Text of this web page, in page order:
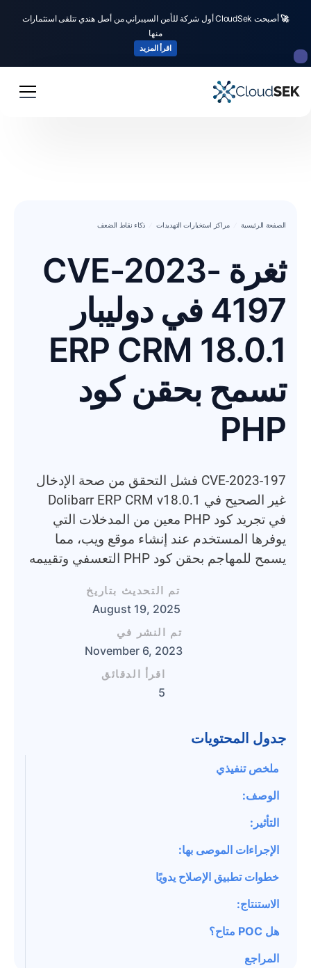
🚀
أصبحت CloudSek أول شركة للأمن السيبراني من أصل هندي تتلقى استثمارات
منها
اقرأ المزيد
الصفحة الرئيسية مراكز استخبارات التهديدات ذكاء نقاط الضعف
ثغرة CVE-2023-
4197 في دوليبار
ERP CRM 18.0.1
تسمح بحقن كود
PHP
CVE-2023-197 فشل التحقق من صحة الإدخال
غير الصحيح في Dolibarr ERP CRM v18.0.1
في تجريد كود PHP معين من المدخلات التي
يوفرها المستخدم عند إنشاء موقع ويب، مما
يسمح للمهاجم بحقن كود PHP التعسفي وتقييمه
تم التحديث بتاريخ
August 19, 2025
تم النشر في
November 6, 2023
اقرأ الدقائق
5
جدول المحتويات
ملخص تنفيذي
الوصف:
التأثير:
الإجراءات الموصى بها:
خطوات تطبيق الإصلاح يدويًا
الاستنتاج:
هل POC متاح؟
المراجع